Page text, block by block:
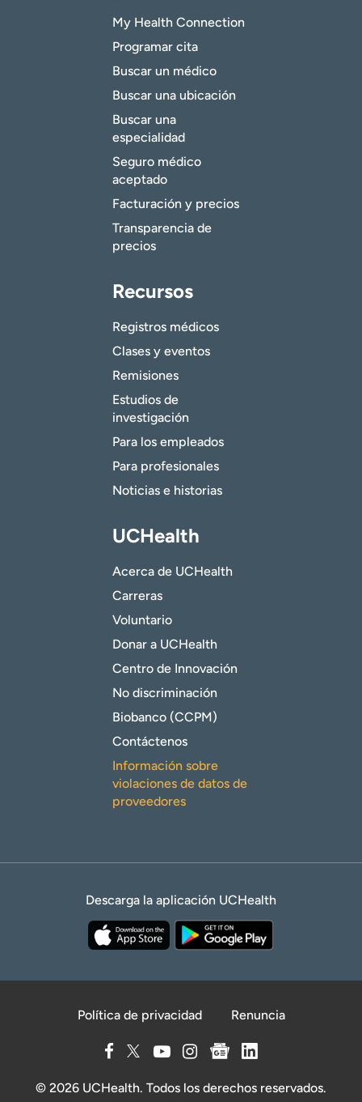
My Health Connection
Programar cita
Buscar un médico
Buscar una ubicación
Buscar una
especialidad
Seguro médico
aceptado
Facturación y precios
Transparencia de
precios
Recursos
Registros médicos
Clases y eventos
Remisiones
Estudios de
investigación
Para los empleados
Para profesionales
Noticias e historias
UCHealth
Acerca de UCHealth
Carreras
Voluntario
Donar a UCHealth
Centro de Innovación
No discriminación
Biobanco (CCPM)
Contáctenos
Información sobre
violaciones de datos de
proveedores
Descarga la aplicación UCHealth
Política de privacidad Renuncia
© 2026 UCHealth. Todos los derechos reservados.